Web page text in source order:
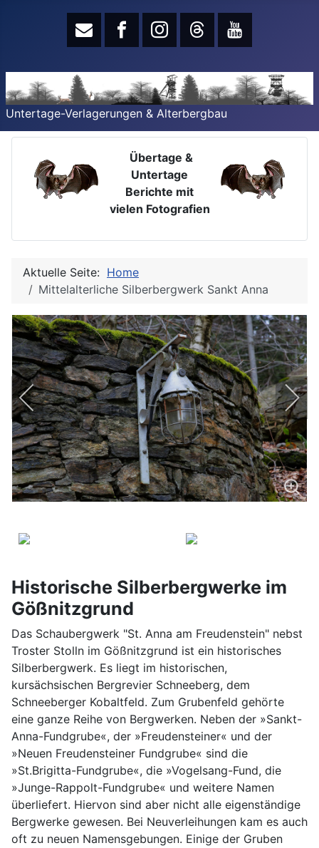
Untertage-Verlagerungen & Alterbergbau
Übertage &
Untertage
Berichte mit
vielen Fotografien
Aktuelle Seite: Home
Mittelalterliche Silberbergwerk Sankt Anna
Historische Silberbergwerke im
Gößnitzgrund
Das Schaubergwerk "St. Anna am Freudenstein" nebst
Troster Stolln im Gößnitzgrund ist ein historisches
Silberbergwerk. Es liegt im historischen,
kursächsischen Bergrevier Schneeberg, dem
Schneeberger Kobaltfeld. Zum Grubenfeld gehörte
eine ganze Reihe von Bergwerken. Neben der »Sankt-
Anna-Fundgrube«, der »Freudensteiner« und der
»Neuen Freudensteiner Fundgrube« sind die
»St.Brigitta-Fundgrube«, die »Vogelsang-Fund, die
»Junge-Rappolt-Fundgrube« und weitere Namen
überliefert. Hiervon sind aber nicht alle eigenständige
Bergwerke gewesen. Bei Neuverleihungen kam es auch
oft zu neuen Namensgebungen. Einige der Gruben